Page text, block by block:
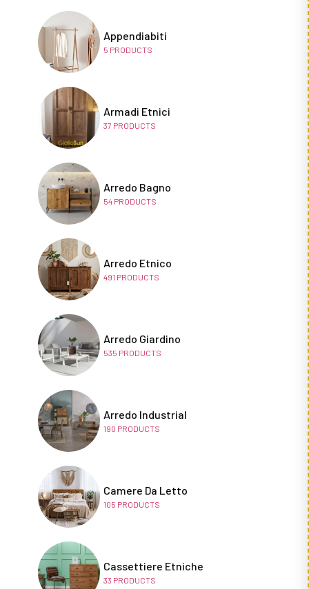
Appendiabiti
5 PRODUCTS
Armadi Etnici
37 PRODUCTS
Arredo Bagno
54 PRODUCTS
Arredo Etnico
491 PRODUCTS
Arredo Giardino
535 PRODUCTS
Arredo Industrial
190 PRODUCTS
Camere Da Letto
105 PRODUCTS
Cassettiere Etniche
33 PRODUCTS